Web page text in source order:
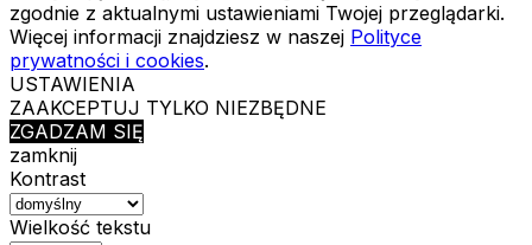
zgodnie z aktualnymi ustawieniami Twojej przeglądarki.
Więcej informacji znajdziesz w naszej Polityce
prywatności i cookies.
USTAWIENIA
ZAAKCEPTUJ TYLKO NIEZBĘDNE
ZGADZAM SIĘ
zamknij
Kontrast
Wielkość tekstu